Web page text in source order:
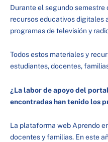
Durante el segundo
recursos educativos digitales
programas de televisión y
Todos estos materiales y
estudiantes, docentes,
¿La labor de apoyo del
encontradas han tenido los
La plataforma web Aprendo
docentes y familias. En este